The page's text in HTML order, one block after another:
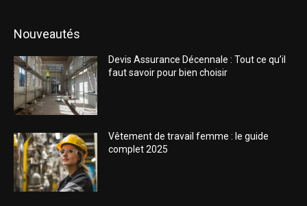
Nouveautés
Devis Assurance Décennale : Tout ce qu’il
faut savoir pour bien choisir
Vêtement de travail femme : le guide
complet 2025